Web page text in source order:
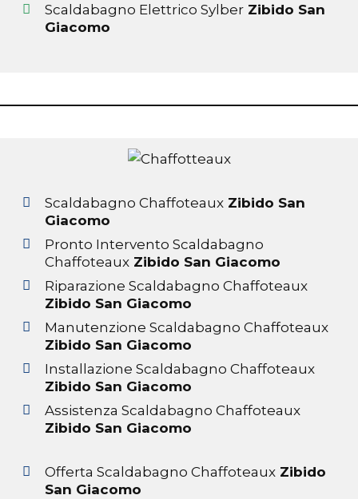
Scaldabagno Elettrico Sylber Zibido San
Giacomo
Scaldabagno Chaffoteaux Zibido San
Giacomo
Pronto Intervento Scaldabagno
Chaffoteaux Zibido San Giacomo
Riparazione Scaldabagno Chaffoteaux
Zibido San Giacomo
Manutenzione Scaldabagno Chaffoteaux
Zibido San Giacomo
Installazione Scaldabagno Chaffoteaux
Zibido San Giacomo
Assistenza Scaldabagno Chaffoteaux
Zibido San Giacomo
Offerta Scaldabagno Chaffoteaux Zibido
San Giacomo